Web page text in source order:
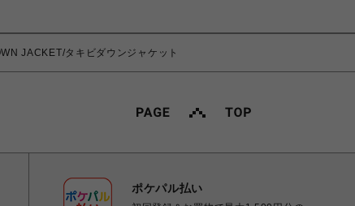
JACKET/タキビダウンジャケット
ポケパル払い